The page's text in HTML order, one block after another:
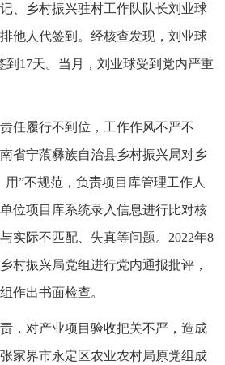
、乡村振兴驻村工作队队长刘业球
他人代签到。经核查发现，刘业球
到17天。当月，刘业球受到党内严重
任履行不到位，工作作风不严不
省宁蒗彝族自治县乡村振兴局对乡
”不规范，负责项目库管理工作人
位项目库系统录入信息进行比对核
实际不匹配、失真等问题。2022年8
村振兴局党组进行党内通报批评，
作出书面检查。
，对产业项目验收把关不严，造成
家界市永定区农业农村局原党组成